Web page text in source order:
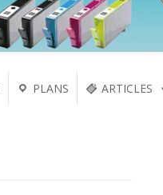
au PLANS ARTICLES